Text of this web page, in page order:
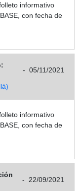
informativo
con fecha de
- 05/11/2021
informativo
con fecha de
- 22/09/2021